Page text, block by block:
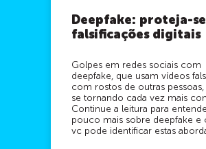
Deepfake: proteja-
falsificações digitais
Golpes em redes sociais com
deepfake, que usam vídeos
com rostos de outras pessoas,
se tornando cada vez mais
Continue a leitura para
pouco mais sobre deepfake e
vc pode identificar estas